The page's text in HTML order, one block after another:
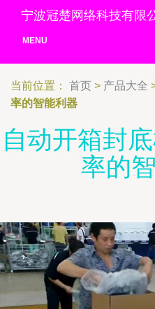
宁波冠楚网络科技有限
MENU
当前位置： 首页 > 产品大全
率的智能利器
自动开箱封
率的